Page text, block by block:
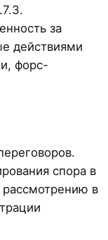
за
действиями
форс-
спора в
в